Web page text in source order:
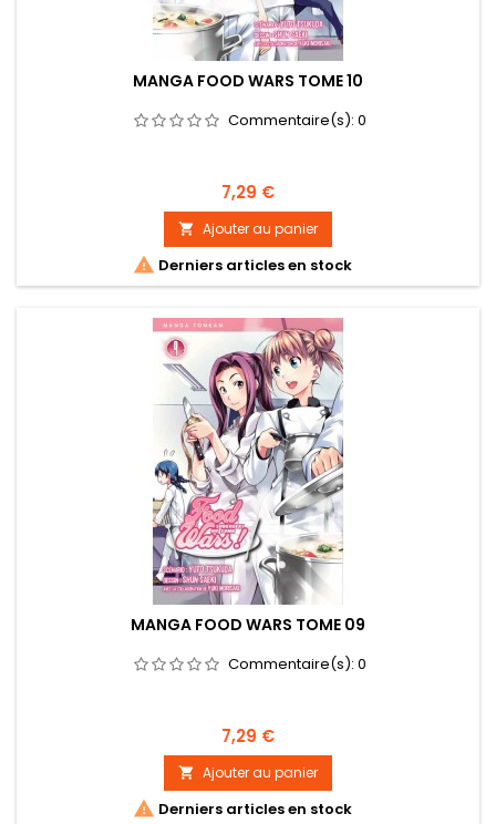
MANGA FOOD WARS TOME 10
Commentaire(s): 0
Prix
7,29 €
 Ajouter au panier
 Derniers articles en stock
MANGA FOOD WARS TOME 09
Commentaire(s): 0
Prix
7,29 €
 Ajouter au panier
 Derniers articles en stock